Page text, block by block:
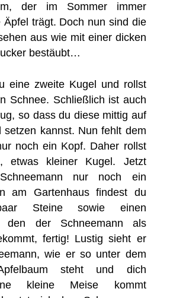
der im Sommer immer
Äpfel trägt. Doch nun sind die
aus wie mit einer dicken
bestäubt…
eine zweite Kugel und rollst
Schnee. Schließlich ist auch
so dass du diese mittig auf
setzen kannst. Nun fehlt dem
noch ein Kopf. Daher rollst
etwas kleiner Kugel. Jetzt
nur noch ein
am Gartenhaus findest du
Steine sowie einen
den der Schneemann als
fertig! Lustig sieht er
wie er so unter dem
steht und dich
kleine Meise kommt